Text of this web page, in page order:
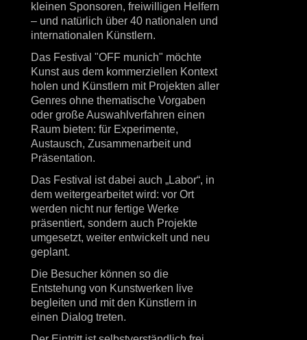
kleinen Sponsoren, freiwilligen Helfern
– und natürlich über 40 nationalen und
internationalen Künstlern.
Das Festival "OFF munich" möchte
Kunst aus dem kommerziellen Kontext
holen und Künstlern mit Projekten aller
Genres ohne thematische Vorgaben
oder große Auswahlverfahren einen
Raum bieten: für Experimente,
Austausch, Zusammenarbeit und
Präsentation.
Das Festival ist dabei auch „Labor“, in
dem weitergearbeitet wird: vor Ort
werden nicht nur fertige Werke
präsentiert, sondern auch Projekte
umgesetzt, weiter entwickelt und neu
geplant.
Die Besucher können so die
Entstehung von Kunstwerken live
begleiten und mit den Künstlern in
einen Dialog treten.